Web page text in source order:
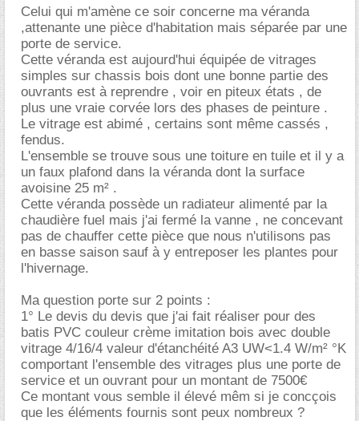
Celui qui m'amène ce soir concerne ma véranda
,attenante une pièce d'habitation mais séparée par une
porte de service.
Cette véranda est aujourd'hui équipée de vitrages
simples sur chassis bois dont une bonne partie des
ouvrants est à reprendre , voir en piteux états , de
plus une vraie corvée lors des phases de peinture .
Le vitrage est abimé , certains sont même cassés ,
fendus.
L'ensemble se trouve sous une toiture en tuile et il y a
un faux plafond dans la véranda dont la surface
avoisine 25 m² .
Cette véranda possède un radiateur alimenté par la
chaudière fuel mais j'ai fermé la vanne , ne concevant
pas de chauffer cette pièce que nous n'utilisons pas
en basse saison sauf à y entreposer les plantes pour
l'hivernage.
Ma question porte sur 2 points :
1° Le devis du devis que j'ai fait réaliser pour des
batis PVC couleur crème imitation bois avec double
vitrage 4/16/4 valeur d'étanchéité A3 UW<1.4 W/m² °K
comportant l'ensemble des vitrages plus une porte de
service et un ouvrant pour un montant de 7500
Ce montant vous semble il élevé mêm si je concçois
que les éléments fournis sont peux nombreux ?